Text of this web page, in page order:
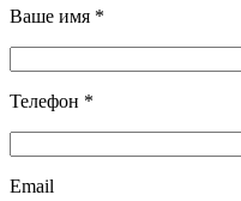
Ваше имя *
Телефон *
Email